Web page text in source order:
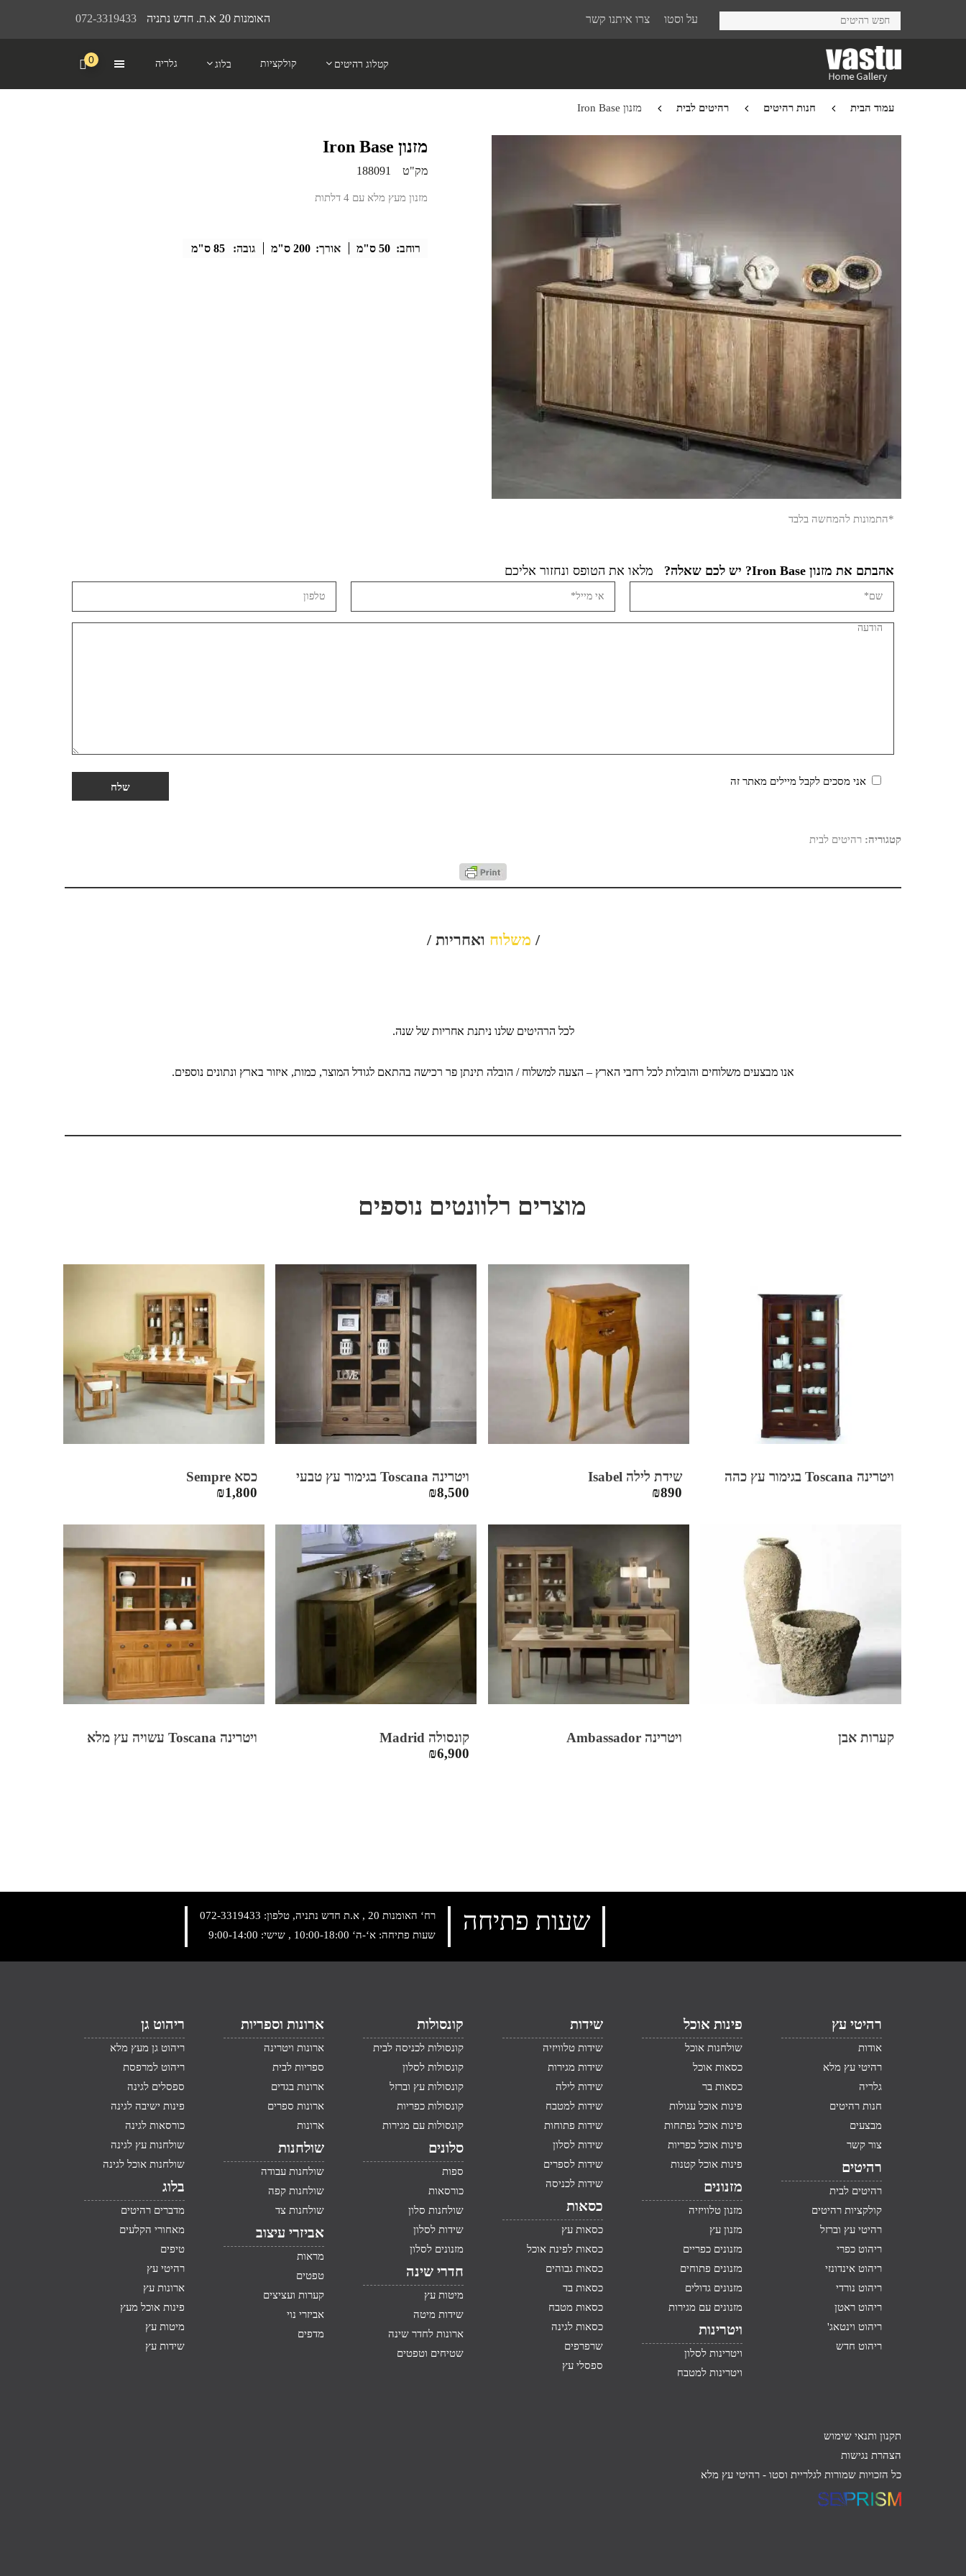
072-3319433 האומנות 20 א.ת. חדש נתניה על וסטו צרו איתנו קשר
קטלוג רהיטים קולקציות בלוג גלריה 0
עמוד הבית חנות רהיטים רהיטים לבית מזנון Iron Base
*התמונות להמחשה בלבד
מזנון Iron Base
מק"ט 188091
מזנון מעץ מלא עם 4 דלתות
רוחב: 50 ס"מ אורך: 200 ס"מ גובה: 85 ס"מ
אהבתם את מזנון Iron Base? יש לכם שאלה? מלאו את הטופס ונחזור אליכם
אני מסכים לקבל מיילים מאתר זה
קטגוריה: רהיטים לבית
/ משלוח ואחריות /
לכל הרהיטים שלנו ניתנת אחריות של שנה.
אנו מבצעים משלוחים והובלות לכל רחבי הארץ – הצעה למשלוח / הובלה תינתן פר רכישה בהתאם לגודל המוצר, כמות, איזור בארץ ונתונים נוספים.
מוצרים רלוונטים נוספים
ויטרינה Toscana בגימור עץ כהה
שידת לילה Isabel
₪890
ויטרינה Toscana בגימור עץ טבעי
₪8,500
כסא Sempre
₪1,800
קערות אבן ויטרינה Ambassador
קונסולה Madrid
₪6,900
ויטרינה Toscana עשויה עץ מלא
רח‘ האומנות 20 , א.ת חדש נתניה, טלפון:
072-3319433
שעות פתיחה: א‘-ה‘ 10:00-18:00 , שישי: 9:00-14:00
שעות פתיחה
רהיטי עץ
אודות
רהיטי עץ מלא
גלריה
חנות רהיטים
מבצעים
צור קשר
רהיטים
רהיטים לבית
קולקציות רהיטים
רהיטי עץ וברזל
ריהוט כפרי
ריהוט אינדונזי
ריהוט נורדי
ריהוט ראטן
ריהוט וינטאג'
ריהוט חדש
פינות אוכל
שולחנות אוכל
כסאות אוכל
כסאות בר
פינות אוכל עגולות
פינות אוכל נפתחות
פינות אוכל כפריות
פינות אוכל קטנות
מזנונים
מזנון טלוויזיה
מזנון עץ
מזנונים כפריים
מזנונים פתוחים
מזנונים גדולים
מזנונים עם מגירות
ויטרינות
ויטרינות לסלון
ויטרינות למטבח
שידות
שידות טלוויזיה
שידות מגירות
שידות לילה
שידות למטבח
שידות פתוחות
שידות לסלון
שידות לספרים
שידות לכניסה
כסאות
כסאות עץ
כסאות לפינת אוכל
כסאות גבוהים
כסאות בד
כסאות מטבח
כסאות לגינה
שרפרפים
ספסלי עץ
קונסולות
קונסולות לכניסה לבית
קונסולות לסלון
קונסולות עץ וברזל
קונסולות כפריות
קונסולות עם מגירות
סלונים
ספות
כורסאות
שולחנות סלון
שידות לסלון
מזנונים לסלון
חדרי שינה
מיטות עץ
שידות מיטה
ארונות לחדר שינה
שטיחים וטפטים
ארונות וספריות
ארונות ויטרינה
ספריות לבית
ארונות בגדים
ארונות ספרים
ארונות
שולחנות
שולחנות עבודה
שולחנות קפה
שולחנות צד
אביזרי עיצוב
מראות
טפטים
קערות ועציצים
אביזרי נוי
מדפים
ריהוט גן
ריהוט גן מעץ מלא
ריהוט למרפסת
ספסלים לגינה
פינות ישיבה לגינה
כורסאות לגינה
שולחנות עץ לגינה
שולחנות אוכל לגינה
בלוג
מדברים רהיטים
מאחורי הקלעים
טיפים
רהיטי עץ
ארונות עץ
פינות אוכל מעץ
מיטות עץ
שידות עץ
תקנון ותנאי שימוש
הצהרת נגישות
כל הזכויות שמורות לגלריית וסטו - רהיטי עץ מלא